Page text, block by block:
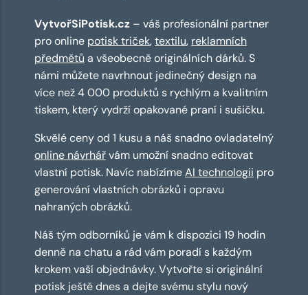
VytvořSiPotisk.cz – váš profesionální partner
pro online potisk triček,textilu, reklamních
předmětů a všeobecně originálních dárků. S
námi můžete navrhnout jedinečný design na
více než 4 000 produktů s rychlým a kvalitním
tiskem, který vydrží opakované praní i sušičku.
Skvělé ceny od 1 kusu a náš snadno ovladatelný
online návrhářvám umožní snadno editovat
vlastní potisk. Navíc nabízímeAI technologii pro
generování vlastních obrázků i opravu
nahraných obrázků.
Náš tým odborníků je vám k dispozici 19 hodin
denně na chatu a rád vám poradí s každým
krokem vaší objednávky. Vytvořte si originální
potisk ještě dnes a dejte svému stylu nový